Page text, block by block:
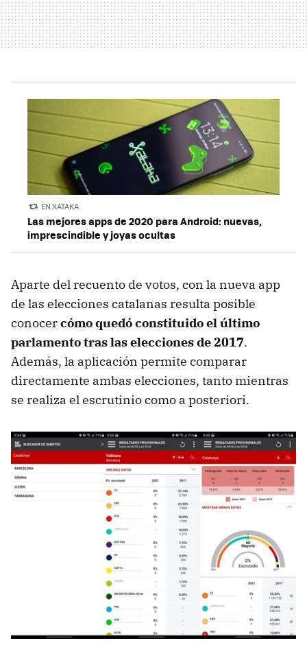
EN XATAKA
Las mejores apps de 2020 para Android: nuevas,
imprescindible y joyas ocultas
Aparte del recuento de votos, con la nueva app
de las elecciones catalanas resulta posible
conocercómo quedó constituido el último
parlamento tras las elecciones de 2017.
Además, la aplicación permite comparar
directamente ambas elecciones, tanto mientras
se realiza el escrutinio como a posteriori.